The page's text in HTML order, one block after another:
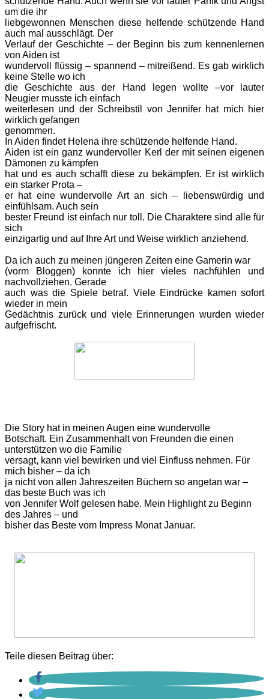
um die ihr
liebgewonnen Menschen diese helfende schützende Hand
auch mal ausschlägt. Der
Verlauf der Geschichte – der Beginn bis zum kennenlernen
von Aiden ist
wundervoll flüssig – spannend – mitreißend. Es gab wirklich
keine Stelle wo ich
die Geschichte aus der Hand legen wollte –vor lauter
Neugier musste ich einfach
weiterlesen und der Schreibstil von Jennifer hat mich hier
wirklich gefangen
genommen.
In Aiden findet Helena ihre schützende helfende Hand.
Aiden ist ein ganz wundervoller Kerl der mit seinen eigenen
Dämonen zu kämpfen
hat und es auch schafft diese zu bekämpfen. Er ist wirklich
ein starker Prota –
er hat eine wundervolle Art an sich – liebenswürdig und
einfühlsam. Auch sein
bester Freund ist einfach nur toll. Die Charaktere sind alle für
sich
einzigartig und auf Ihre Art und Weise wirklich anziehend.
Da ich auch zu meinen jüngeren Zeiten eine Gamerin war
(vorm Bloggen) konnte ich hier vieles nachfühlen und
nachvollziehen. Gerade
auch was die Spiele betraf. Viele Eindrücke kamen sofort
wieder in mein
Gedächtnis zurück und viele Erinnerungen wurden wieder
aufgefrischt.
Die Story hat in meinen Augen eine wundervolle
Botschaft. Ein Zusammenhalt von Freunden die einen
unterstützen wo die Familie
versagt, kann viel bewirken und viel Einfluss nehmen. Für
mich bisher – da ich
ja nicht von allen Jahreszeiten Büchern so angetan war –
das beste Buch was ich
von Jennifer Wolf gelesen habe. Mein Highlight zu Beginn
des Jahres – und
bisher das Beste vom Impress Monat Januar.
Teile diesen Beitrag über: